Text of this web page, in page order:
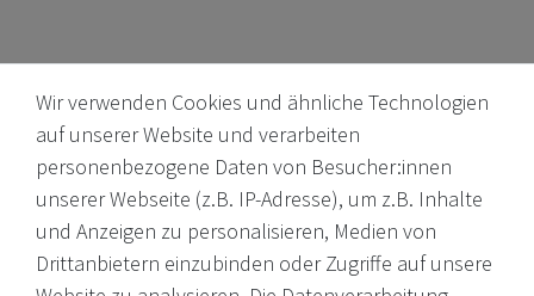
Internationale Weine, Brände, Feinkost & mehr. Entdecken Sie
unser Sortiment online oder in unserem Ladengeschäft. Wenn
Sie Fragen haben, wenden Sie sich an uns.
Wir verwenden Cookies und ähnliche Technologien
auf unserer Website und verarbeiten
personenbezogene Daten von Besucher:innen
unserer Webseite (z.B. IP-Adresse), um z.B. Inhalte
und Anzeigen zu personalisieren, Medien von
Drittanbietern einzubinden oder Zugriffe auf unsere